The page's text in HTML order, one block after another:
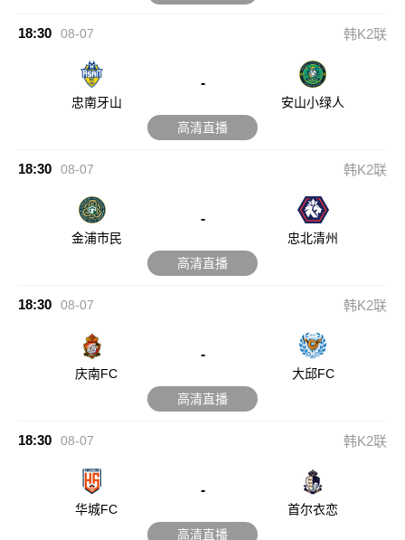
18:30 08-07 韩K2联
忠南牙山
-
安山小绿人
高清直播
18:30 08-07 韩K2联
金浦市民
-
忠北清州
高清直播
18:30 08-07 韩K2联
庆南FC
-
大邱FC
高清直播
18:30 08-07 韩K2联
华城FC
-
首尔衣恋
高清直播